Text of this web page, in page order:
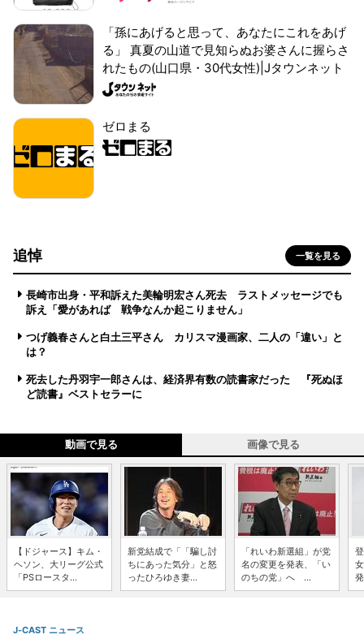
「孫にあげると思って、あなたにこれをあげ
る」 真夏の山道で見知らぬお婆さんに握らさ
れたもの(山口県・30代女性)|Jタウンネット
ゼロまる
追悼 一覧を見る
長崎市出身・平和訴えた美輪明宏さん死去 ラストメッセージでも
訴え「愛があれば 戦争なんか起こりません」
つげ義春さんと白土三平さん カリスマ漫画家、二人の「違い」と
は？
死去した丹羽宇一郎さんは、経済界有数の読書家だった 『死ぬほ
ど読書』ベストセラーに
動画で見る 画像で見る
【ドジャース】キム・
ヘソン、大リーグ公式
「PSロースタ...
新党結成で「「騙し討
ちにあった気分」と怒
ったひろゆき妻...
「れいわ新選組」が党
名の変更を発表、「い
のちの党」へ ...
J-CAST ニュース